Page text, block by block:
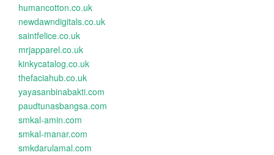
humancotton.co.uk
newdawndigitals.co.uk
saintfelice.co.uk
mrjapparel.co.uk
kinkycatalog.co.uk
thefaciahub.co.uk
yayasanbinabakti.com
paudtunasbangsa.com
smkal-amin.com
smkal-manar.com
smkdarulamal.com